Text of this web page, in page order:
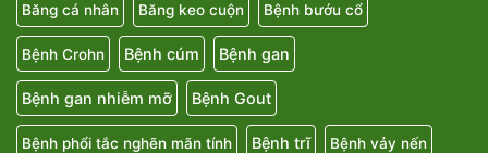
Băng cá nhân Băng keo cuộn Bệnh bướu cổ
Bệnh Crohn Bệnh cúm Bệnh gan
Bệnh gan nhiễm mỡ Bệnh Gout
Bệnh phổi tắc nghẽn mãn tính Bệnh trĩ Bệnh vảy nến